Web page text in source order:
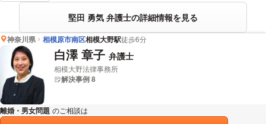
堅田 勇気 弁護士の詳細情報を見る
神奈川県 相模原市南区相模大野駅徒歩6分
白澤 章子 弁護士
相模大野法律事務所
解決事例 8
離婚・男女問題 のご相談は